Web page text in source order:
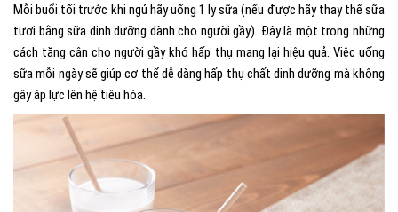
Mỗi buổi tối trước khi ngủ hãy uống 1 ly sữa (nếu được hãy thay thế sữa
tươi bằng sữa dinh dưỡng dành cho người gầy). Đây là một trong những
cách tăng cân cho người gầy khó hấp thụ mang lại hiệu quả. Việc uống
sữa mỗi ngày sẽ giúp cơ thể dễ dàng hấp thụ chất dinh dưỡng mà không
gây áp lực lên hệ tiêu hóa.